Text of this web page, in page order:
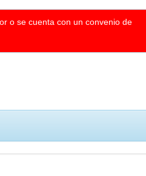
o se cuenta con un convenio de